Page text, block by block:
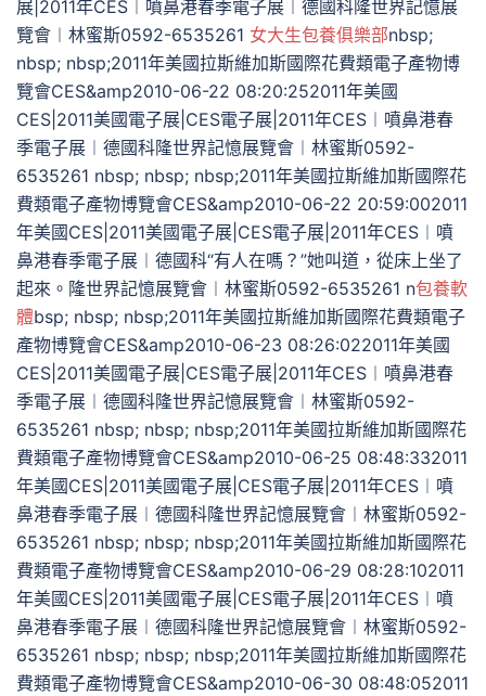
展|2011年CES︱噴鼻港春季電子展︱德國科隆世界記憶展
覽會︱林蜜斯0592-6535261 女大生包養俱樂部nbsp;
nbsp; nbsp;2011年美國拉斯維加斯國際花費類電子產物博
覽會CES&amp2010-06-22 08:20:252011年美國
CES|2011美國電子展|CES電子展|2011年CES︱噴鼻港春
季電子展︱德國科隆世界記憶展覽會︱林蜜斯0592-
6535261 nbsp; nbsp; nbsp;2011年美國拉斯維加斯國際花
費類電子產物博覽會CES&amp2010-06-22 20:59:002011
年美國CES|2011美國電子展|CES電子展|2011年CES︱噴
鼻港春季電子展︱德國科“有人在嗎？”她叫道，從床上坐了
起來。隆世界記憶展覽會︱林蜜斯0592-6535261 n包養軟
體bsp; nbsp; nbsp;2011年美國拉斯維加斯國際花費類電子
產物博覽會CES&amp2010-06-23 08:26:022011年美國
CES|2011美國電子展|CES電子展|2011年CES︱噴鼻港春
季電子展︱德國科隆世界記憶展覽會︱林蜜斯0592-
6535261 nbsp; nbsp; nbsp;2011年美國拉斯維加斯國際花
費類電子產物博覽會CES&amp2010-06-25 08:48:332011
年美國CES|2011美國電子展|CES電子展|2011年CES︱噴
鼻港春季電子展︱德國科隆世界記憶展覽會︱林蜜斯0592-
6535261 nbsp; nbsp; nbsp;2011年美國拉斯維加斯國際花
費類電子產物博覽會CES&amp2010-06-29 08:28:102011
年美國CES|2011美國電子展|CES電子展|2011年CES︱噴
鼻港春季電子展︱德國科隆世界記憶展覽會︱林蜜斯0592-
6535261 nbsp; nbsp; nbsp;2011年美國拉斯維加斯國際花
費類電子產物博覽會CES&amp2010-06-30 08:48:052011